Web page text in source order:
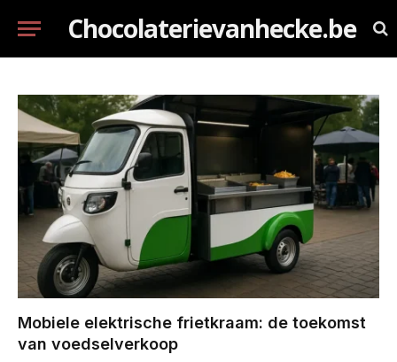
Chocolaterievanhecke.be
Mobiele elektrische frietkraam: de toekomst
van voedselverkoop